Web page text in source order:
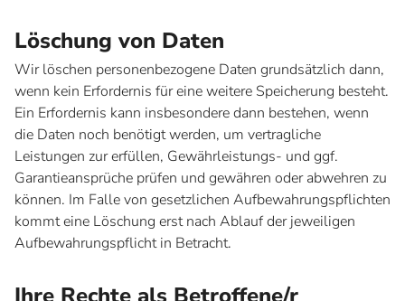
Löschung von Daten
Wir löschen personenbezogene Daten grundsätzlich dann,
wenn kein Erfordernis für eine weitere Speicherung besteht.
Ein Erfordernis kann insbesondere dann bestehen, wenn
die Daten noch benötigt werden, um vertragliche
Leistungen zur erfüllen, Gewährleistungs- und ggf.
Garantieansprüche prüfen und gewähren oder abwehren zu
können. Im Falle von gesetzlichen Aufbewahrungspflichten
kommt eine Löschung erst nach Ablauf der jeweiligen
Aufbewahrungspflicht in Betracht.